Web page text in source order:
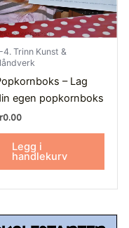
4. Trinn Kunst &
– Lag
egen popkornboks
0.00
Legg i
handlekurv